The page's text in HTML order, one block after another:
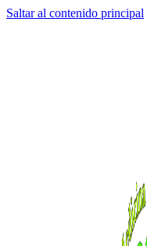
Saltar al contenido principal